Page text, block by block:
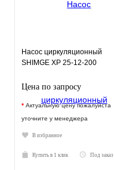
Насос циркуляционный
SHIMGE XP 25-12-200
Цена по запросу
* Актуальную цену пожалуйста
уточните у менеджера
В избранное
Купить в 1 клик Под заказ